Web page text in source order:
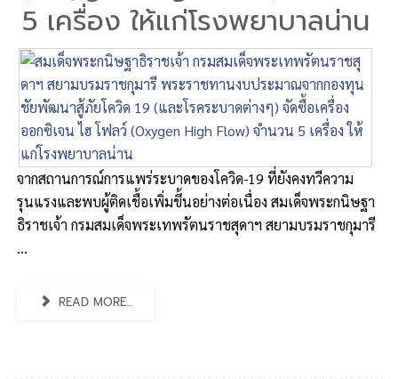
5 เครื่อง ให้แก่โรงพยาบาลน่าน
จากสถานการณ์การแพร่ระบาดของโควิด-19 ที่ยังคงทวีความ
รุนแรงและพบผู้ติดเชื้อเพิ่มขึ้นอย่างต่อเนื่อง สมเด็จพระกนิษฐา
ธิราชเจ้า กรมสมเด็จพระเทพรัตนราชสุดาฯ สยามบรมราชกุมารี
...
READ MORE...